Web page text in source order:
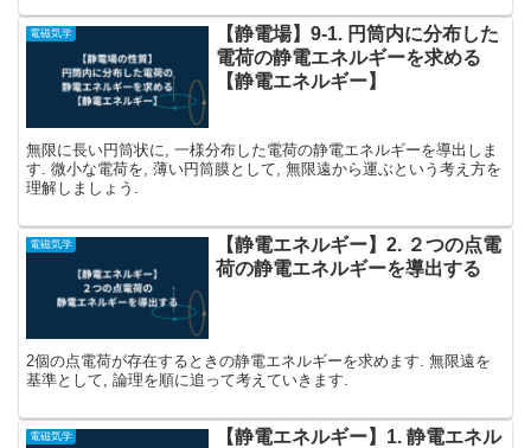
電磁気学
【静電場】9-1. 円筒内に分布した
電荷の静電エネルギーを求める
【静電エネルギー】
無限に長い円筒状に, 一様分布した電荷の静電エネルギーを導出しま
す. 微小な電荷を, 薄い円筒膜として, 無限遠から運ぶという考え方を
理解しましょう.
電磁気学
【静電エネルギー】2. ２つの点電
荷の静電エネルギーを導出する
2個の点電荷が存在するときの静電エネルギーを求めます. 無限遠を
基準として, 論理を順に追って考えていきます.
電磁気学
【静電エネルギー】1. 静電エネル